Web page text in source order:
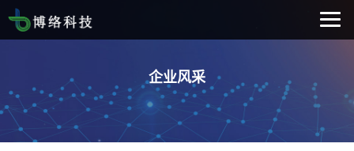
企业风采